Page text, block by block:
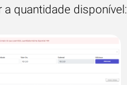
a quantidade disponível: